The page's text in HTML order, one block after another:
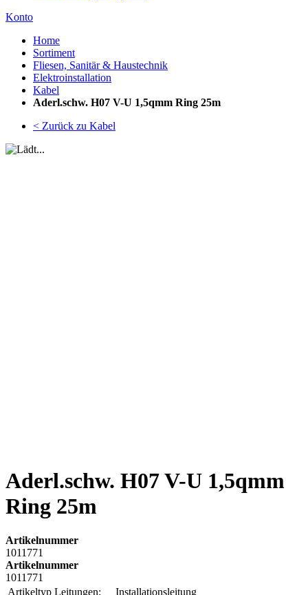
Konto
Home
Sortiment
Fliesen, Sanitär & Haustechnik
Elektroinstallation
Kabel
Aderl.schw. H07 V-U 1,5qmm Ring 25m
< Zurück zu Kabel
Aderl.schw. H07 V-U 1,5qmm
Ring 25m
Artikelnummer
1011771
Artikelnummer
1011771
Artikeltyp Leitungen:
Installationsleitung